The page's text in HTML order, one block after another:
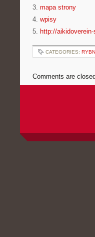
3. mapa strony
4. wpisy
5. http://
CATEGORIES:
Comments are